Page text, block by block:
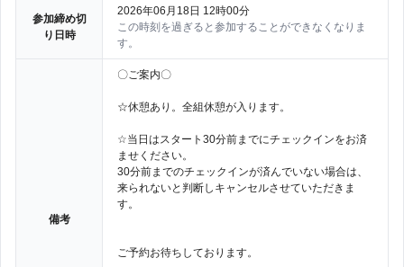
参加締め切
り日時
2026年06月18日 12時00分
この時刻を過ぎると参加することができなくなりま
す。
備考
〇ご案内〇
☆休憩あり。全組休憩が入ります。
☆当日はスタート30分前までにチェックインをお済
ませください。
30分前までのチェックインが済んでいない場合は、
来られないと判断しキャンセルさせていただきま
す。
ご予約お待ちしております。